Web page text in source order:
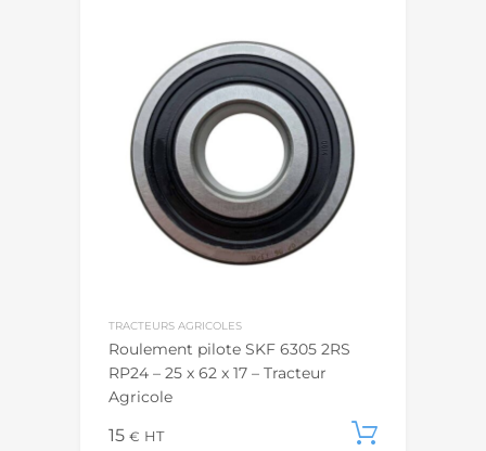
TRACTEURS AGRICOLES
Roulement pilote SKF 6305 2RS
RP24 – 25 x 62 x 17 – Tracteur
Agricole
15 € HT